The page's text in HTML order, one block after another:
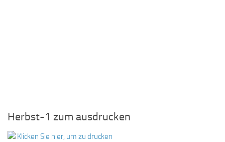
Herbst-1 zum ausdrucken
Klicken Sie hier, um zu drucken